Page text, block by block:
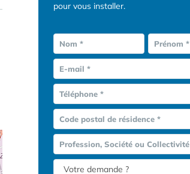
pour vous installer.
Nom * Prénom *
E-mail *
Téléphone *
Code postal de résidence *
Profession, Société ou Collectivité